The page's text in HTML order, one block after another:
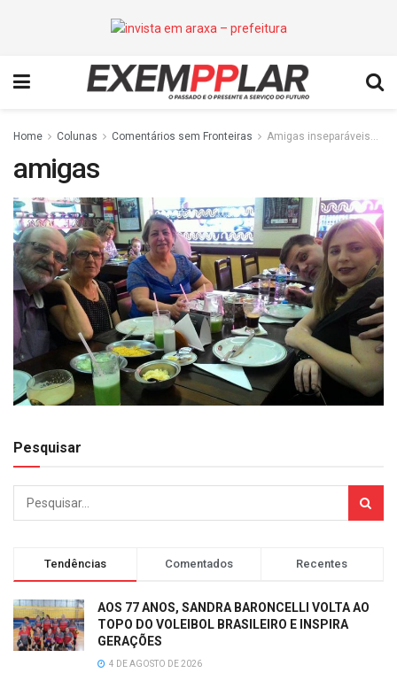
Home Colunas Comentários sem Fronteiras Amigas inseparáveis…
amigas
Pesquisar
Tendências Comentados Recentes
AOS 77 ANOS, SANDRA BARONCELLI VOLTA AO
TOPO DO VOLEIBOL BRASILEIRO E INSPIRA
GERAÇÕES
4 DE AGOSTO DE 2026